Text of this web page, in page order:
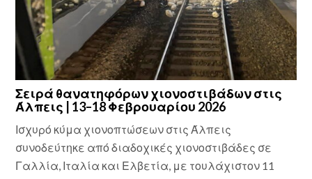
Σειρά θανατηφόρων χιονοστιβάδων στις
Άλπεις | 13–18 Φεβρουαρίου 2026
Ισχυρό κύμα χιονοπτώσεων στις Άλπεις
συνοδεύτηκε από διαδοχικές χιονοστιβάδες σε
Γαλλία, Ιταλία και Ελβετία, με τουλάχιστον 11